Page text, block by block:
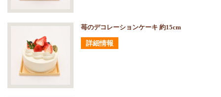
苺のデコレーションケーキ 約15cm
詳細情報